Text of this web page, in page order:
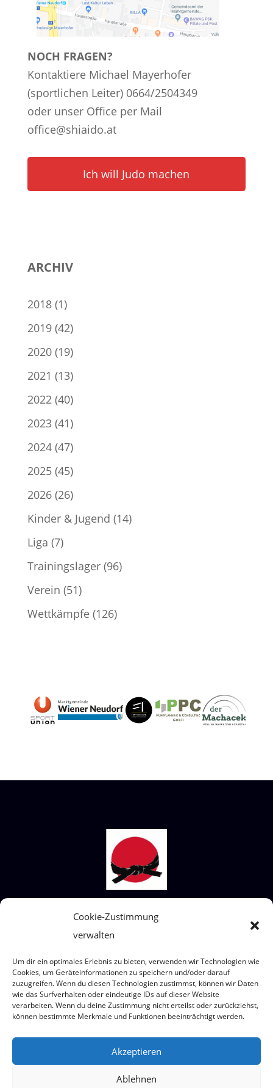
Cookie-Zustimmung
verwalten
Um dir ein optimales Erlebnis zu bieten, verwenden wir Technologien wie
Cookies, um Geräteinformationen zu speichern und/oder darauf
zuzugreifen. Wenn du diesen Technologien zustimmst, können wir Daten
wie das Surfverhalten oder eindeutige IDs auf dieser Website
verarbeiten. Wenn du deine Zustimmung nicht erteilst oder zurückziehst,
können bestimmte Merkmale und Funktionen beeinträchtigt werden.
Akzeptieren
Ablehnen
NOCH FRAGEN?
Kontaktiere Michael Mayerhofer
(sportlichen Leiter) 0664/2504349
oder unser Office per Mail
office@shiaido.at
Ich will Judo machen
ARCHIV
2018(1)
2019(42)
2020(19)
2021 (13)
2022(40)
2023(41)
2024(47)
2025(45)
2026(26)
Kinder & Jugend (14)
Liga (7)
Trainingslager(96)
Verein (51)
Wettkämpfe(126)
STECKBRIEF SHIAI-DO
Wir sind ein Judoverein für alle Altersklassen
Wo? Eumigweg 1/3, 2351 Wiener Neudorf
© 2026 Judoteam SHIAI-DO